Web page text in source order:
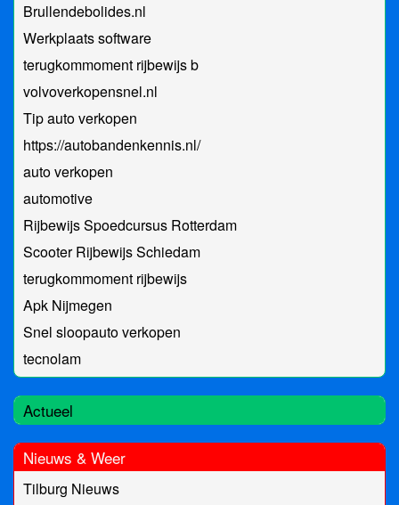
Brullendebolides.nl
Werkplaats software
terugkommoment rijbewijs b
volvoverkopensnel.nl
Tip auto verkopen
https://autobandenkennis.nl/
auto verkopen
automotive
Rijbewijs Spoedcursus Rotterdam
Scooter Rijbewijs Schiedam
terugkommoment rijbewijs
Apk Nijmegen
Snel sloopauto verkopen
tecnolam
Actueel
Nieuws & Weer
Tilburg Nieuws